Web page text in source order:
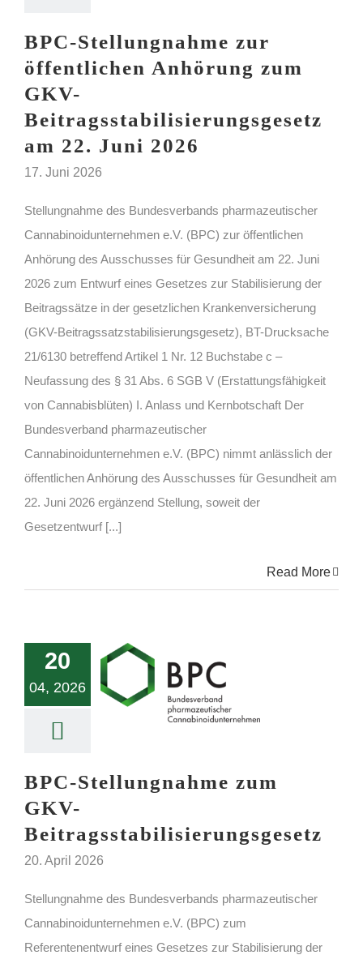
BPC-Stellungnahme zur
öffentlichen Anhörung zum
GKV-
Beitragsstabilisierungsgesetz
am 22. Juni 2026
17. Juni 2026
Stellungnahme des Bundesverbands pharmazeutischer
Cannabinoidunternehmen e.V. (BPC) zur öffentlichen
Anhörung des Ausschusses für Gesundheit am 22. Juni
2026 zum Entwurf eines Gesetzes zur Stabilisierung der
Beitragssätze in der gesetzlichen Krankenversicherung
(GKV-Beitragssatzstabilisierungsgesetz), BT-Drucksache
21/6130 betreffend Artikel 1 Nr. 12 Buchstabe c –
Neufassung des § 31 Abs. 6 SGB V (Erstattungsfähigkeit
von Cannabisblüten) I. Anlass und Kernbotschaft Der
Bundesverband pharmazeutischer
Cannabinoidunternehmen e.V. (BPC) nimmt anlässlich der
öffentlichen Anhörung des Ausschusses für Gesundheit am
22. Juni 2026 ergänzend Stellung, soweit der
Gesetzentwurf [...]
Read More
20
04, 2026
BPC-Stellungnahme zum
GKV-
Beitragsstabilisierungsgesetz
20. April 2026
Stellungnahme des Bundesverbands pharmazeutischer
Cannabinoidunternehmen e.V. (BPC) zum
Referentenentwurf eines Gesetzes zur Stabilisierung der